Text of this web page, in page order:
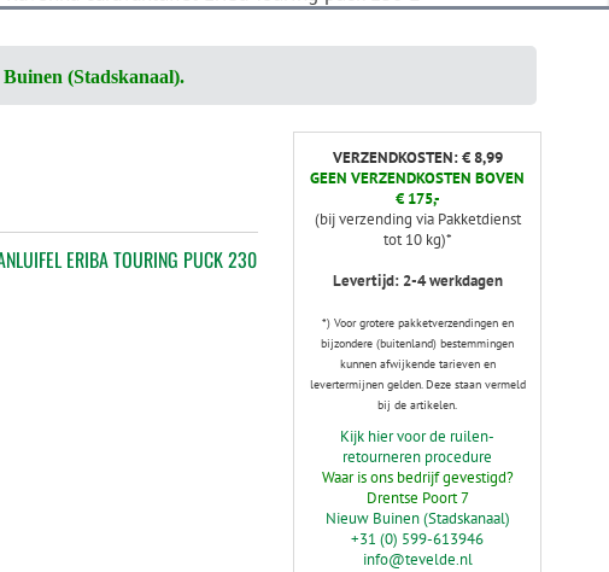
(Stadskanaal).
ERIBA TOURING PUCK 230
VERZENDKOSTEN: € 8,99
GEEN VERZENDKOSTEN BOVEN
€ 175,-
(bij verzending via Pakketdienst
tot 10 kg)*
Levertijd: 2-4 werkdagen
*) Voor grotere pakketverzendingen en
bijzondere (buitenland) bestemmingen
kunnen afwijkende tarieven en
levertermijnen gelden. Deze staan vermeld
bij de artikelen.
Kijk hier voor de ruilen-
retourneren procedure
Waar is ons bedrijf gevestigd?
Drentse Poort 7
Nieuw Buinen (Stadskanaal)
+31 (0) 599-613946
info@tevelde.nl